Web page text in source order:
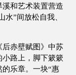
和艺术装置营造
水”间放松自我、
赤壁赋图》中苏
路上，脚下簌簌
乐章。一块“惠